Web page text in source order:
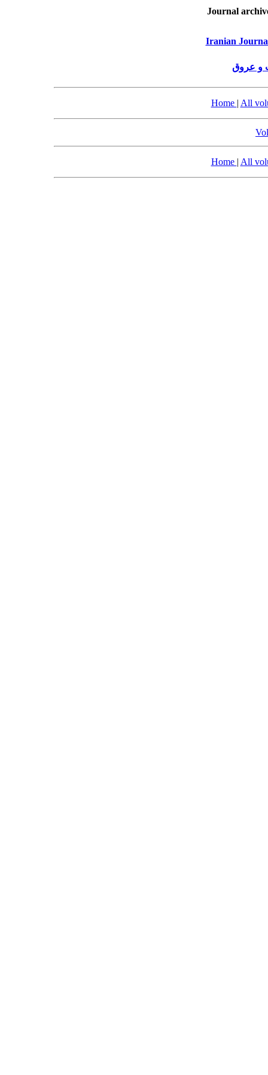
Journal
Iranian
و عروق
Home | All
Home | All